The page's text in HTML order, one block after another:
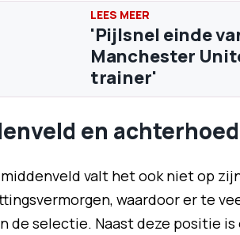
'Pijlsnel einde
Manchester
trainer'
en
valt het ook niet op
waardoor er te
de selectie. Naast deze positie